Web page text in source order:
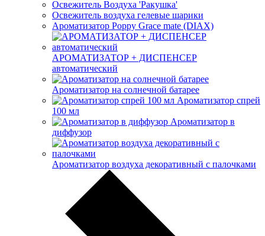
Освежитель Воздуха 'Ракушка'
Освежитель воздуха гелевые шарики
Ароматизатор Poppy Grace mate (DIAX)
АРОМАТИЗАТОР + ДИСПЕНСЕР
автоматический
Ароматизатор на солнечной батарее
Ароматизатор спрей
100 мл
Ароматизатор в
диффузор
Ароматизатор воздуха декоративный с палочками